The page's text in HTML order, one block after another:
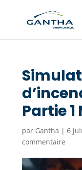
Partie
par Gantha | 6
commentaire